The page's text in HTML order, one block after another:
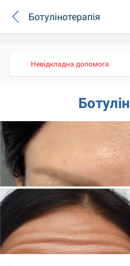
Ботулінотерапія
Невідкладна допомога